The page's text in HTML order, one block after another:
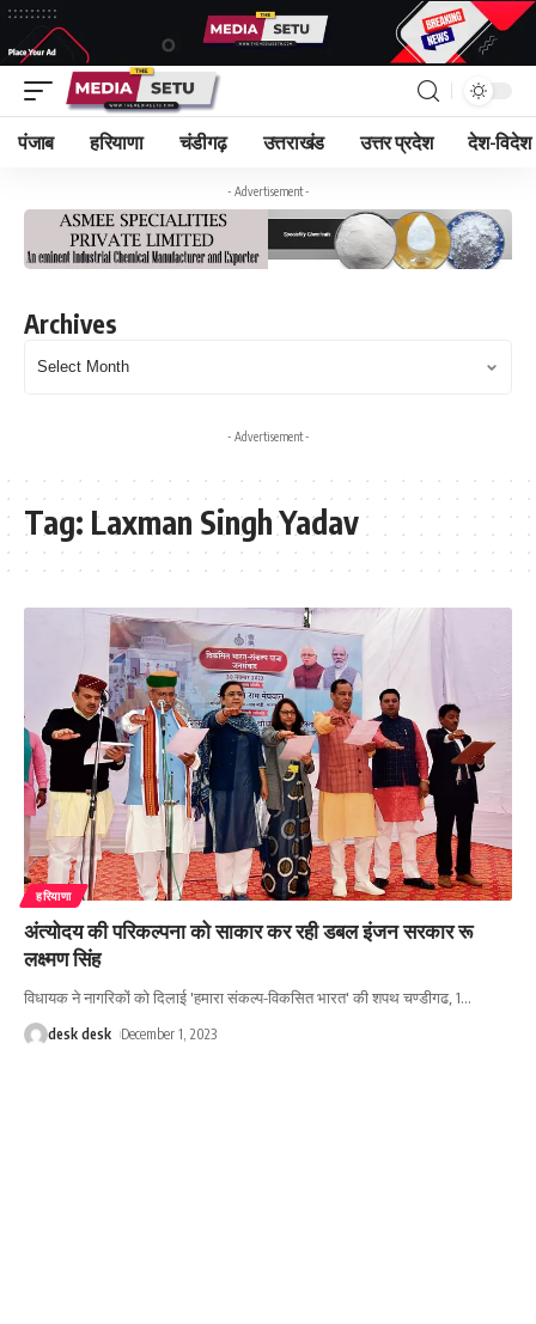
पंजाब हरियाणा चंडीगढ़ उत्तराखंड उत्तर प्रदेश देश-विदेश
- Advertisement -
Archives
- Advertisement -
Tag: Laxman Singh Yadav
हरियाणा
अंत्योदय की परिकल्पना को साकार कर रही डबल इंजन सरकार रू
लक्ष्मण सिंह
विधायक ने नागरिकों को दिलाई 'हमारा संकल्प-विकसित भारत' की शपथ चण्डीगढ, 1…
desk desk December 1, 2023